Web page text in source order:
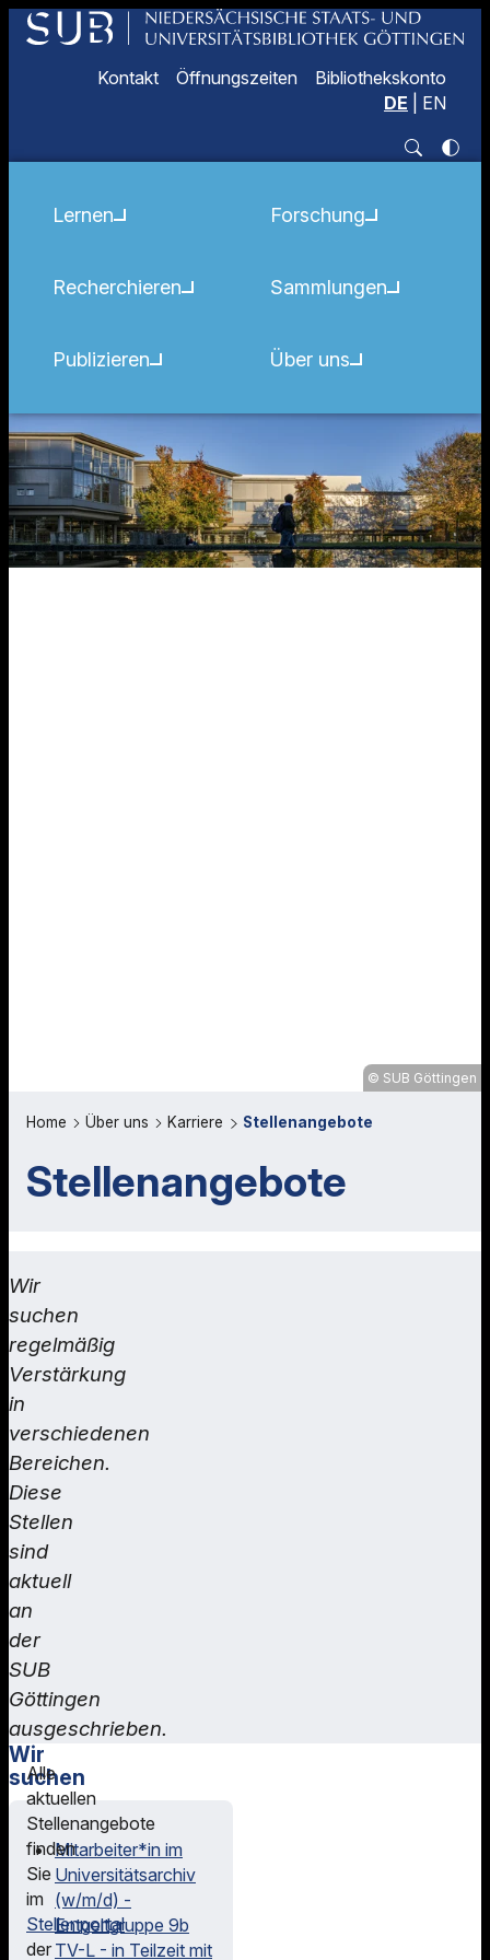
Kontakt Öffnungszeiten
Bibliothekskonto
DE
EN
Lernen
Recherchieren
Publizieren
Forschung
Sammlungen
Über uns
SUB Göttingen
Home Über uns Karriere Stellenangebote
Stellenangebote
Wir
suchen
regelmäßig
Verstärkung
in
verschiedenen
Bereichen.
Diese
Stellen
sind
aktuell
an
der
SUB
Göttingen
ausgeschrieben.
Wir
suchen
Mitarbeiter*in im
Universitätsarchiv
(w/m/d) -
Entgeltgruppe 9b
TV-L - in Teilzeit mit
Alle
aktuellen
Stellenangebote
finden
Sie
im
Stellenportal
der